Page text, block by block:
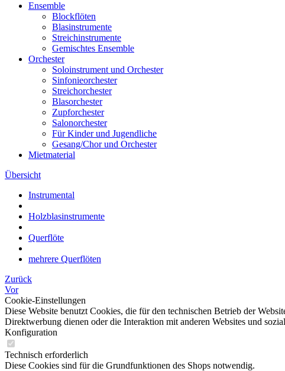
Ensemble
Blockflöten
Blasinstrumente
Streichinstrumente
Gemischtes Ensemble
Orchester
Soloinstrument und Orchester
Sinfonieorchester
Streichorchester
Blasorchester
Zupforchester
Salonorchester
Für Kinder und Jugendliche
Gesang/Chor und Orchester
Mietmaterial
Übersicht
Instrumental
Holzblasinstrumente
Querflöte
mehrere Querflöten
Zurück
Vor
Cookie-Einstellungen
Diese Website benutzt Cookies, die für den technischen Betrieb der
Direktwerbung dienen oder die Interaktion mit anderen Websites und
Konfiguration
Technisch erforderlich
Diese Cookies sind für die Grundfunktionen des Shops notwendig.